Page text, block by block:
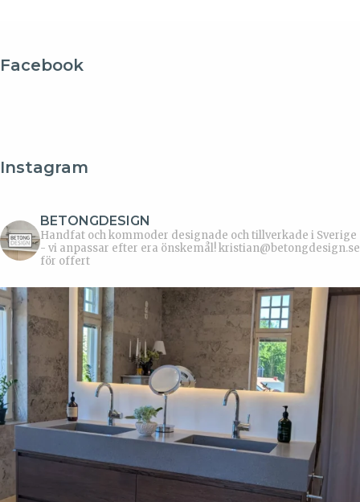
Facebook
Instagram
BETONGDESIGN
Handfat och kommoder designade och tillverkade i Sverige
- vi anpassar efter era önskemål!kristian@betongdesign.se
för offert